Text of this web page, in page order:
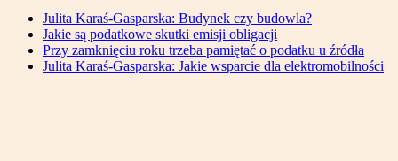
Julita Karaś-Gasparska: Budynek czy budowla?
Jakie są podatkowe skutki emisji obligacji
Przy zamknięciu roku trzeba pamiętać o podatku u źródła
Julita Karaś-Gasparska: Jakie wsparcie dla elektromobilności